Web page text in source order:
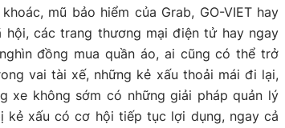
mũ bảo hiểm của Grab, GO-VIET hay
hội, các trang thương mại điện tử hay ngay
đồng mua quần áo, ai cũng có thể trở
vai tài xế, những kẻ xấu thoải mái đi lại,
xe không sớm có những giải pháp quản lý
kẻ xấu có cơ hội tiếp tục lợi dụng, ngay cả